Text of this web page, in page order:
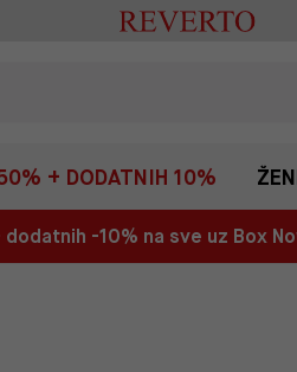
+ DODATNIH 10%
-10% na sve uz Box